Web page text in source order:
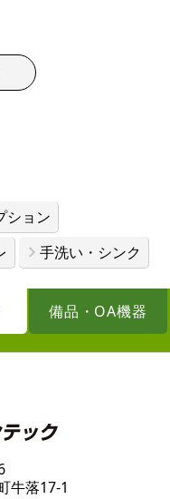
ション
手洗い・シンク
備品・OA機器
牛落17-1